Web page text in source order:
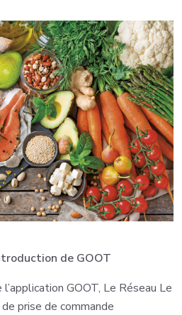
de GOOT
GOOT, Le Réseau Le
prise de commande